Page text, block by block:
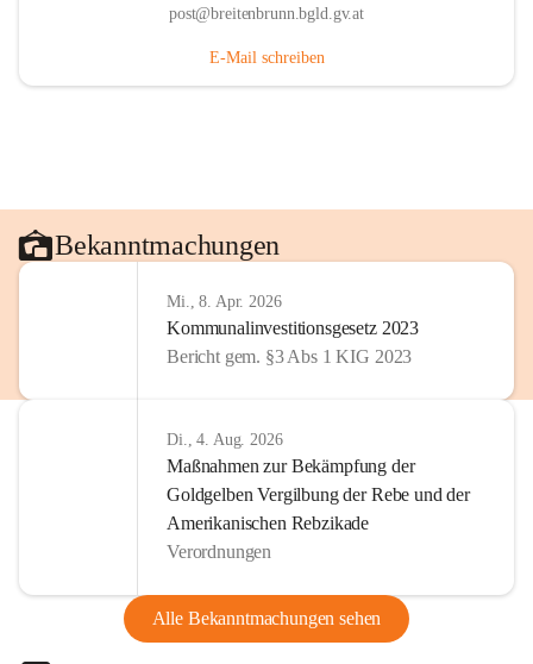
post@breitenbrunn.bgld.gv.at
E-Mail schreiben
Bekanntmachungen
Mi., 8. Apr. 2026
Kommunalinvestitionsgesetz 2023
Bericht gem. §3 Abs 1 KIG 2023
Di., 4. Aug. 2026
Maßnahmen zur Bekämpfung der
Goldgelben Vergilbung der Rebe und der
Amerikanischen Rebzikade
Verordnungen
Alle Bekanntmachungen sehen